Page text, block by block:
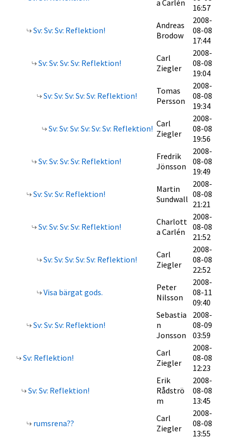
a Carlén
16:57
Sv: Sv: Sv: Reflektion!
Andreas
Brodow
2008-
08-08
17:44
Sv: Sv: Sv: Sv: Reflektion!
Carl
Ziegler
2008-
08-08
19:04
Sv: Sv: Sv: Sv: Sv: Reflektion!
Tomas
Persson
2008-
08-08
19:34
Sv: Sv: Sv: Sv: Sv: Sv: Reflektion! Carl
Ziegler
2008-
08-08
19:56
Sv: Sv: Sv: Sv: Reflektion!
Fredrik
Jönsson
2008-
08-08
19:49
Sv: Sv: Sv: Reflektion!
Martin
Sundwall
2008-
08-08
21:21
Sv: Sv: Sv: Sv: Reflektion!
Charlott
a Carlén
2008-
08-08
21:52
Sv: Sv: Sv: Sv: Sv: Reflektion!
Carl
Ziegler
2008-
08-08
22:52
Visa bärgat gods.
Peter
Nilsson
2008-
08-11
09:40
Sv: Sv: Sv: Reflektion!
Sebastia
n
Jonsson
2008-
08-09
03:59
Sv: Reflektion!
Carl
Ziegler
2008-
08-08
12:23
Sv: Sv: Reflektion!
Erik
Rådströ
m
2008-
08-08
13:45
rumsrena??
Carl
Ziegler
2008-
08-08
13:55